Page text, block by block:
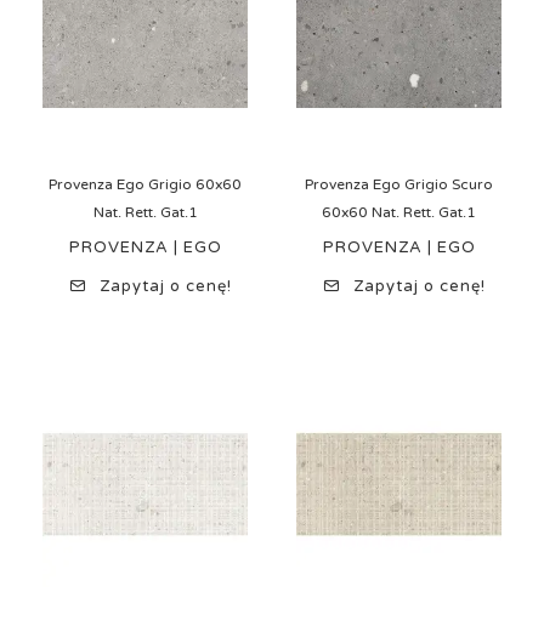
Provenza Ego Grigio 60x60
Nat. Rett. Gat.1
PROVENZA | EGO
Zapytaj o cenę!
Provenza Ego Grigio Scuro
60x60 Nat. Rett. Gat.1
PROVENZA | EGO
Zapytaj o cenę!